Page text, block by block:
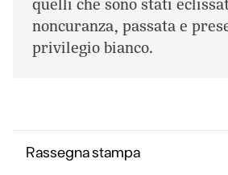
quelli che sono stati
noncuranza, passata e
privilegio bianco.
Rassegna stampa